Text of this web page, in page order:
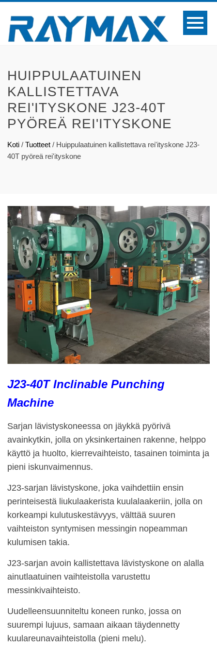
HUIPPULAATUINEN
KALLISTETTAVA
REI'ITYSKONE J23-40T
PYÖREÄ REI'ITYSKONE
Koti / Tuotteet / Huippulaatuinen kallistettava rei'ityskone J23-
40T pyöreä rei'ityskone
J23-40T Inclinable Punching
Machine
Sarjan lävistyskoneessa on jäykkä pyörivä
avainkytkin, jolla on yksinkertainen rakenne, helppo
käyttö ja huolto, kierrevaihteisto, tasainen toiminta ja
pieni iskunvaimennus.
J23-sarjan lävistyskone, joka vaihdettiin ensin
perinteisestä liukulaakerista kuulalaakeriin, jolla on
korkeampi kulutuskestävyys, välttää suuren
vaihteiston syntymisen messingin nopeamman
kulumisen takia.
J23-sarjan avoin kallistettava lävistyskone on alalla
ainutlaatuinen vaihteistolla varustettu
messinkivaihteisto.
Uudelleensuunniteltu koneen runko, jossa on
suurempi lujuus, samaan aikaan täydennetty
kuulareunavaihteistolla (pieni melu).